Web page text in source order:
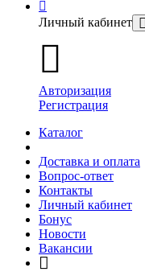
Личный кабинет
Авторизация
Регистрация
Каталог
Доставка и оплата
Вопрос-ответ
Контакты
Личный кабинет
Бонус
Новости
Вакансии